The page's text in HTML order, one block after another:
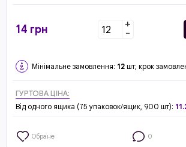
14 грн +
-
Мінімальне замовлення: 12 шт; крок
ГУРТОВА ЦІНА:
Від одного ящика (75 упаковок/ящик, 900 шт):
Обране 0